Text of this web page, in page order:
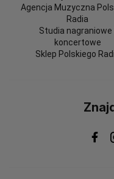
Agencja Muzyczna
Radia
Studia nagraniowe
koncertowe
Sklep Polskiego